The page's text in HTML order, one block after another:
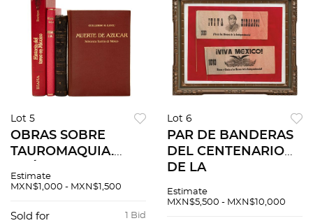
Lot 5
OBRAS SOBRE
TAUROMAQUIA.
TOROS / PONCIANO
DEL TOREO EN
Estimate
MXN$1,000 - MXN$1,500
1 Bid
Sold for
Lot 6
PAR DE BANDERAS
DEL CENTENARIO
DE LA
MÉXICO, S XX En
Estimate
MXN$5,500 - MXN$10,000